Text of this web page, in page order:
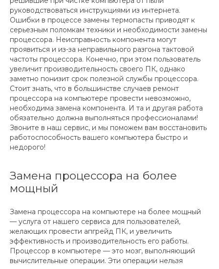
руководствоваться инструкциями из интернета.
Ошибки в процессе замены термопасты приводят к
серьезным поломкам техники и необходимости замены
процессора. Неисправность компонента могут
проявиться и из-за неправильного разгона тактовой
частоты процессора. Конечно, при этом пользователь
увеличит производительность своего ПК, однако
заметно понизит срок полезной службы процессора.
Стоит знать, что в большинстве случаев ремонт
процессора на компьютере провести невозможно,
необходима замена компонента. И та и другая работа
обязательно должна выполняться профессионалами!
Звоните в наш сервис, и мы поможем вам восстановить
работоспособность вашего компьютера быстро и
недорого!
Замена процессора на более
мощный
Замена процессора на компьютере на более мощный
— услуга от нашего сервиса для пользователей,
желающих провести апгрейд ПК, и увеличить
эффективность и производительность его работы.
Процессор в компьютере — это мозг, выполняющий
вычислительные операции. Эти операции нельзя